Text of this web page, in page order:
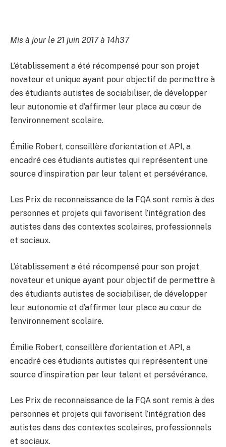
Mis à jour le 21 juin 2017 à 14h37
L’établissement a été récompensé pour son projet
novateur et unique ayant pour objectif de permettre à
des étudiants autistes de sociabiliser, de développer
leur autonomie et d’affirmer leur place au cœur de
l’environnement scolaire.
Émilie Robert, conseillère d’orientation et API, a
encadré ces étudiants autistes qui représentent une
source d’inspiration par leur talent et persévérance.
Les Prix de reconnaissance de la FQA sont remis à des
personnes et projets qui favorisent l’intégration des
autistes dans des contextes scolaires, professionnels
et sociaux.
L’établissement a été récompensé pour son projet
novateur et unique ayant pour objectif de permettre à
des étudiants autistes de sociabiliser, de développer
leur autonomie et d’affirmer leur place au cœur de
l’environnement scolaire.
Émilie Robert, conseillère d’orientation et API, a
encadré ces étudiants autistes qui représentent une
source d’inspiration par leur talent et persévérance.
Les Prix de reconnaissance de la FQA sont remis à des
personnes et projets qui favorisent l’intégration des
autistes dans des contextes scolaires, professionnels
et sociaux.